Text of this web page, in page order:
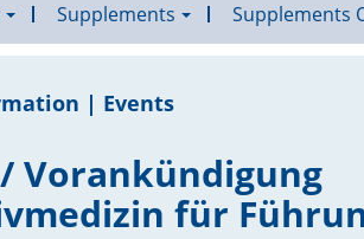
Supplements Supplements
| Events
Vorankündigung
für